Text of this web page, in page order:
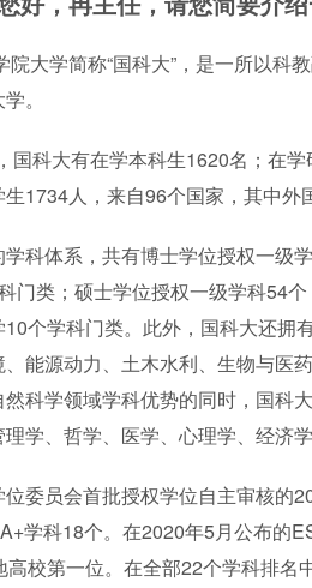
院大学简称“国科大”，是一所以科
。
国科大有在学本科生1620名；在
1734人，来自96个国家，其中
科体系，共有博士学位授权一级
门类；硕士学位授权一级学科54
个学科门类。此外，国科大还拥
能源动力、土木水利、生物与医
科学领域学科优势的同时，国科
学、哲学、医学、心理学、经济
委员会首批授权学位自主审核的
学科18个。在2020年5月公布的
高校第一位。在全部22个学科排
河南升学网2025年全国普通高校招生志愿填报咨询会圆满举行